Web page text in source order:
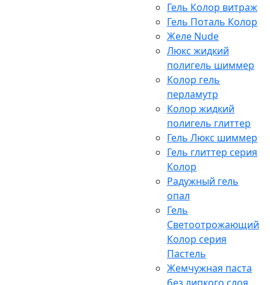
Гель Колор витраж
Гель Поталь Колор
Желе Nude
Люкс жидкий
полигель шиммер
Колор гель
перламутр
Колор жидкий
полигель глиттер
Гель Люкс шиммер
Гель глиттер серия
Колор
Радужный гель
опал
Гель
Светоотрожающий
Колор серия
Пастель
Жемчужная паста